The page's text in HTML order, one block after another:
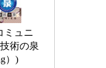
ミュニ
術の泉
）)